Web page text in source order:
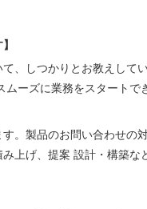
、しつかりとお教えして
ーズに業務をスタートで
。製品のお問い合わせの
上げ、提案 設計・構築な